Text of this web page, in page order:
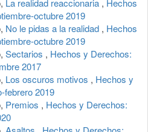
La realidad reaccionaria , Hechos
octubre 2019
No le pidas a la realidad , Hechos
octubre 2019
Sectarios , Hechos y Derechos:
2017
Los oscuros motivos , Hechos y
febrero 2019
Premios , Hechos y Derechos: